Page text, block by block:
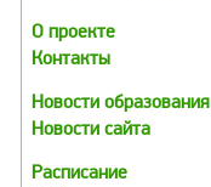
О проекте
Контакты
Новости образования
Новости сайта
Расписание